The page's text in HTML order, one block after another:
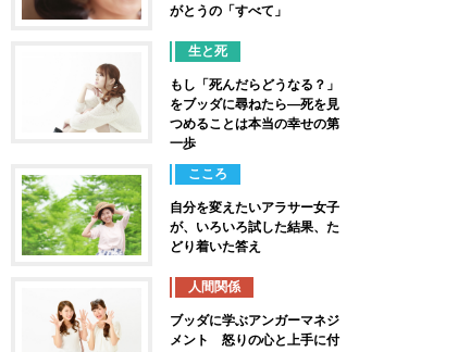
がとうの「すべて」
生と死
もし「死んだらどうなる？」
をブッダに尋ねたら―死を見
つめることは本当の幸せの第
一歩
こころ
自分を変えたいアラサー女子
が、いろいろ試した結果、た
どり着いた答え
人間関係
ブッダに学ぶアンガーマネジ
メント 怒りの心と上手に付